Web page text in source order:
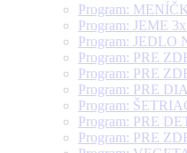
Program:
Program: JEME
Program: JEDLO
Program: PRE
Program: PRE
Program: PRE
Program:
Program: PRE
Program: PRE